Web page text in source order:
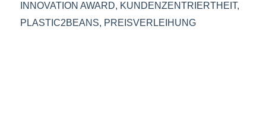
INNOVATION AWARD, KUNDENZENTRIERTHEIT,
PLASTIC2BEANS, PREISVERLEIHUNG